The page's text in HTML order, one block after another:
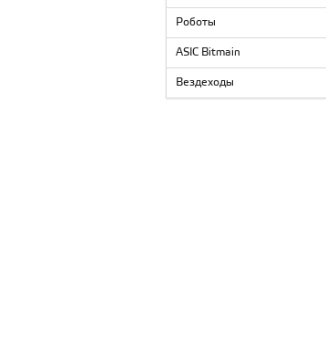
Угольно - серый
Фиолетовый
Фуксия
Хром
Чёрно-красный
Роботы
ASIC Bitmain
Вездеходы